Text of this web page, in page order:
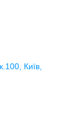
Київ,